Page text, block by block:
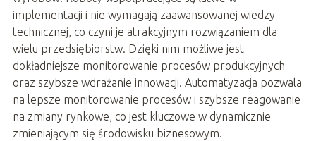
implementacji i nie wymagają zaawansowanej wiedzy
technicznej, co czyni je atrakcyjnym rozwiązaniem dla
wielu przedsiębiorstw. Dzięki nim możliwe jest
dokładniejsze monitorowanie procesów produkcyjnych
oraz szybsze wdrażanie innowacji. Automatyzacja pozwala
na lepsze monitorowanie procesów i szybsze reagowanie
na zmiany rynkowe, co jest kluczowe w dynamicznie
zmieniającym się środowisku biznesowym.